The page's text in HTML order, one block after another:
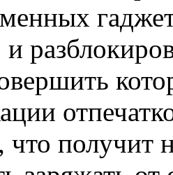
и
что